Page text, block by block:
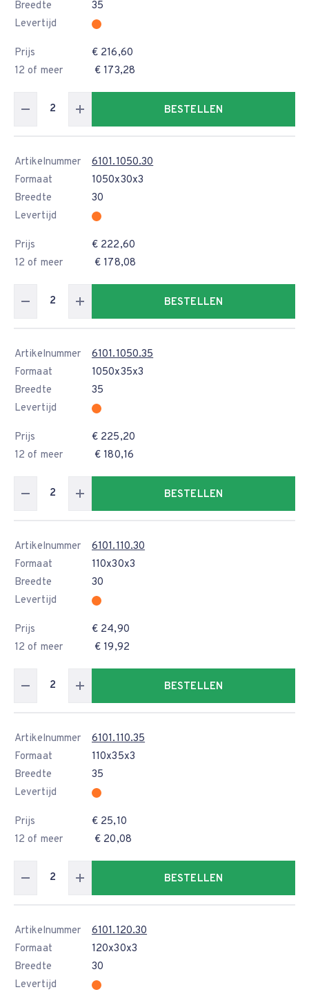
Breedte
35
Levertijd
Prijs
€ 216,60
12 of meer
€ 173,28
BESTELLEN
Artikelnummer
6101.1050.30
Formaat
1050x30x3
Breedte
30
Levertijd
Prijs
€ 222,60
12 of meer
€ 178,08
BESTELLEN
Artikelnummer
6101.1050.35
Formaat
1050x35x3
Breedte
35
Levertijd
Prijs
€ 225,20
12 of meer
€ 180,16
BESTELLEN
Artikelnummer
6101.110.30
Formaat
110x30x3
Breedte
30
Levertijd
Prijs
€ 24,90
12 of meer
€ 19,92
BESTELLEN
Artikelnummer
6101.110.35
Formaat
110x35x3
Breedte
35
Levertijd
Prijs
€ 25,10
12 of meer
€ 20,08
BESTELLEN
Artikelnummer
6101.120.30
Formaat
120x30x3
Breedte
30
Levertijd